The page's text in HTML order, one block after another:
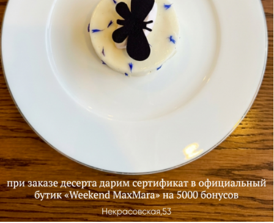
насладиться великолепием вкуса, но и
получить сертификат на 5000 бонусов в
официальный бутик «Weekend MaxMara»!
Используйте свои бонусы для оплаты до
50% вашей покупки и обновите свой
гардероб стильными вещами от этого
легендарного бренда.
Не упустите возможность насладиться этим
уникальным десертом и сделать шаг
навстречу моде!